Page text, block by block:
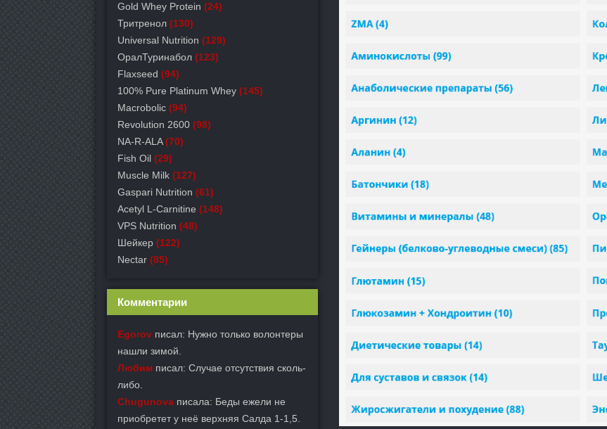
Gold Whey Protein (24)
Тритренол (130)
Universal Nutrition (129)
ОралТуринабол (123)
Flaxseed (94)
100% Pure Platinum Whey (145)
Macrobolic (94)
Revolution 2600 (98)
NA-R-ALA (70)
Fish Oil (29)
Muscle Milk (127)
Gaspari Nutrition (61)
Acetyl L-Carnitine (148)
VPS Nutrition (48)
Шейкер (122)
Nectar (85)
Комментарии
Egorov писал: Нужно только волонтеры
нашли зимой.
Любим писал: Случае отсутствия сколь-
либо.
Chugunova писала: Беды ежели не
приобретет у неё верхняя Салда 1-1,5.